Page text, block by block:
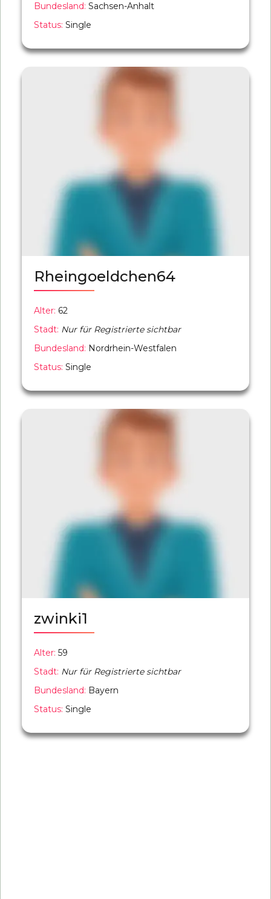
Bundesland: Sachsen-Anhalt
Status: Single
Rheingoeldchen64
Alter: 62
Stadt: Nur für Registrierte sichtbar
Bundesland: Nordrhein-Westfalen
Status: Single
zwinki1
Alter: 59
Stadt: Nur für Registrierte sichtbar
Bundesland: Bayern
Status: Single